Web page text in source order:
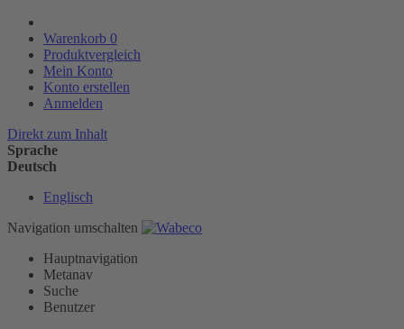
Warenkorb 0
Produktvergleich
Mein Konto
Konto erstellen
Anmelden
Direkt zum Inhalt
Sprache
Deutsch
Englisch
Navigation umschalten
Hauptnavigation
Metanav
Suche
Benutzer